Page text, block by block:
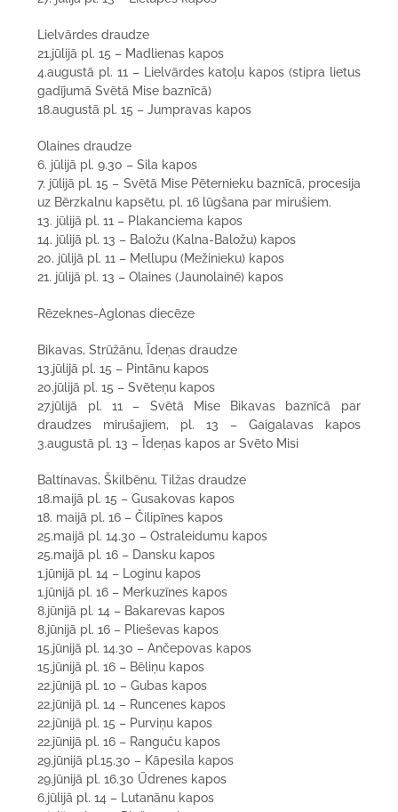
Lielvārdes draudze
21.jūlijā pl. 15 – Madlienas kapos
4.augustā pl. 11 – Lielvārdes katoļu kapos (stipra lietus
gadījumā Svētā Mise baznīcā)
18.augustā pl. 15 – Jumpravas kapos
Olaines draudze
6. jūlijā pl. 9.30 – Sila kapos
7. jūlijā pl. 15 – Svētā Mise Pēternieku baznīcā, procesija
uz Bērzkalnu kapsētu, pl. 16 lūgšana par mirušiem.
13. jūlijā pl. 11 – Plakanciema kapos
14. jūlijā pl. 13 – Baložu (Kalna-Baložu) kapos
20. jūlijā pl. 11 – Mellupu (Mežinieku) kapos
21. jūlijā pl. 13 – Olaines (Jaunolainē) kapos
Rēzeknes-Aglonas diecēze
Bikavas, Strūžānu, Īdeņas draudze
13.jūlijā pl. 15 – Pintānu kapos
20.jūlijā pl. 15 – Svēteņu kapos
27.jūlijā pl. 11 – Svētā Mise Bikavas baznīcā par
draudzes mirušajiem, pl. 13 – Gaigalavas kapos
3.augustā pl. 13 – Īdeņas kapos ar Svēto Misi
Baltinavas, Škilbēnu, Tilžas draudze
18.maijā pl. 15 – Gusakovas kapos
18. maijā pl. 16 – Čilipīnes kapos
25.maijā pl. 14.30 – Ostraleidumu kapos
25.maijā pl. 16 – Dansku kapos
1.jūnijā pl. 14 – Loginu kapos
1.jūnijā pl. 16 – Merkuzīnes kapos
8.jūnijā pl. 14 – Bakarevas kapos
8.jūnijā pl. 16 – Plieševas kapos
15.jūnijā pl. 14.30 – Ančepovas kapos
15.jūnijā pl. 16 – Bēliņu kapos
22.jūnijā pl. 10 – Gubas kapos
22.jūnijā pl. 14 – Runcenes kapos
22.jūnijā pl. 15 – Purviņu kapos
22.jūnijā pl. 16 – Ranguču kapos
29.jūnijā pl.15.30 – Kāpesila kapos
29.jūnijā pl. 16.30 Ūdrenes kapos
6.jūlijā pl. 14 – Lutanānu kapos